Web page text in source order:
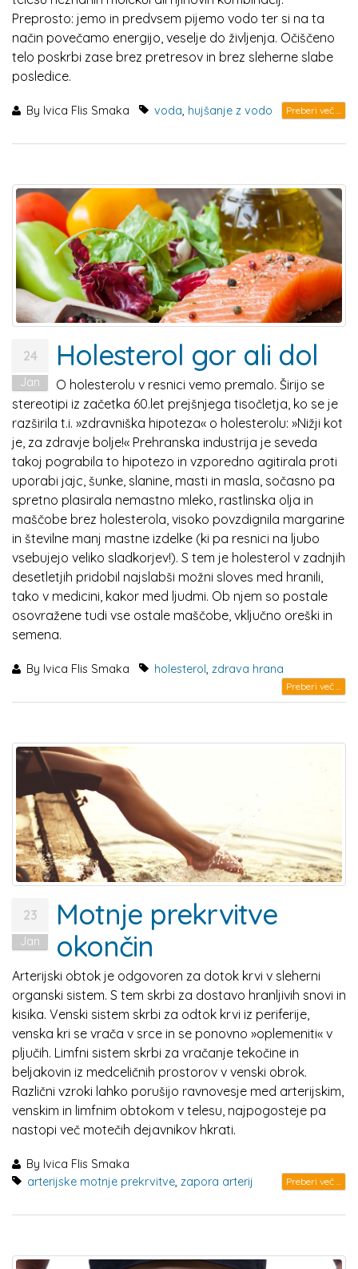
Preprosto: jemo in predvsem pijemo vodo ter si na ta
način povečamo energijo, veselje do življenja. Očiščeno
telo poskrbi zase brez pretresov in brez sleherne slabe
posledice.
By Ivica Flis Smaka voda hujšanje z vodo Preberi več ...
24
Jan
Holesterol gor ali dol
O holesterolu v resnici vemo premalo. Širijo se
stereotipi iz začetka 60.let prejšnjega tisočletja, ko se je
razširila t.i. »zdravniška hipoteza« o holesterolu: »Nižji kot
je, za zdravje bolje!« Prehranska industrija je seveda
takoj pograbila to hipotezo in vzporedno agitirala proti
uporabi jajc, šunke, slanine, masti in masla, sočasno pa
spretno plasirala nemastno mleko, rastlinska olja in
maščobe brez holesterola, visoko povzdignila margarine
in številne manj mastne izdelke (ki pa resnici na ljubo
vsebujejo veliko sladkorjev!). S tem je holesterol v zadnjih
desetletjih pridobil najslabši možni sloves med hranili,
tako v medicini, kakor med ljudmi. Ob njem so postale
osovražene tudi vse ostale maščobe, vključno oreški in
semena.
By Ivica Flis Smaka holesterol, zdrava hrana
Preberi več ...
23
Jan
Motnje prekrvitve
okončin
Arterijski obtok je odgovoren za dotok krvi v sleherni
organski sistem. S tem skrbi za dostavo hranljivih snovi in
kisika. Venski sistem skrbi za odtok krvi iz periferije,
venska kri se vrača v srce in se ponovno »oplemeniti« v
pljučih. Limfni sistem skrbi za vračanje tekočine in
beljakovin iz medceličnih prostorov v venski obrok.
Različni vzroki lahko porušijo ravnovesje med arterijskim,
venskim in limfnim obtokom v telesu, najpogosteje pa
nastopi več motečih dejavnikov hkrati.
By Ivica Flis Smaka
arterijske motnje prekrvitve, zapora arterij Preberi več ...